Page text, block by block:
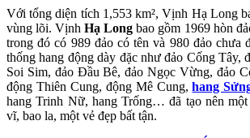
Với tổng diện tích 1,553 km², Vịnh Hạ Long
vùng lõi. VịnhHạ Long bao gồm 1969 hòn
trong đó có 989 đảo có tên và 980 đảo chưa
thống hang động dày đặc như đảo Cống Tây,
Soi Sim, đảo Đầu Bê, đảo Ngọc Vừng, đảo
động Thiên Cung, động Mê Cung,hang
hang Trinh Nữ, hang Trống… đã tạo nên
vĩ, bao la, một vẻ đẹp bất tận.